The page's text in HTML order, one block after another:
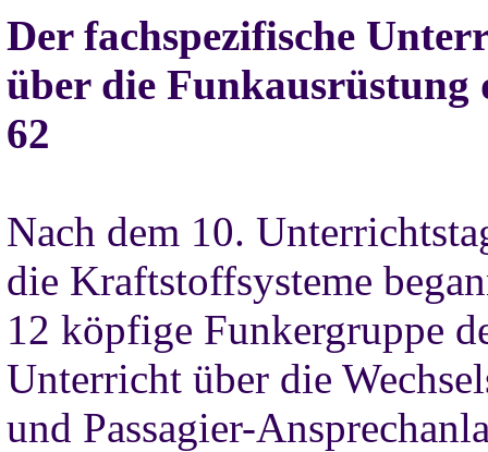
Der fachspezifische
über die Funkausrüstung
62
Nach dem 10.
die Kraftstoffsysteme
12 köpfige Funkergruppe
Unterricht über die
und Passagier-